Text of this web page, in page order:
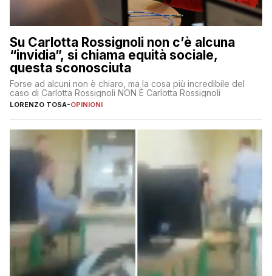
Su Carlotta Rossignoli non c’è alcuna
“invidia”, si chiama equità sociale,
questa sconosciuta
Forse ad alcuni non è chiaro, ma la cosa più incredibile del
caso di Carlotta Rossignoli NON È Carlotta Rossignoli
LORENZO TOSA-OPINIONI